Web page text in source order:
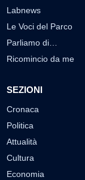
Labnews
Le Voci del Parco
Parliamo di…
Ricomincio da me
SEZIONI
Cronaca
Politica
Attualità
Cultura
Economia